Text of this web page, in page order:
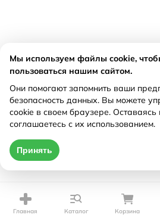
Главная Каталог Корзина
Мы используем файлы cookie,
пользоваться нашим сайтом.
Они помогают запомнить ваши
безопасность данных. Вы можете
cookie в своем браузере. Оставаясь
соглашаетесь с их использованием.
Принять